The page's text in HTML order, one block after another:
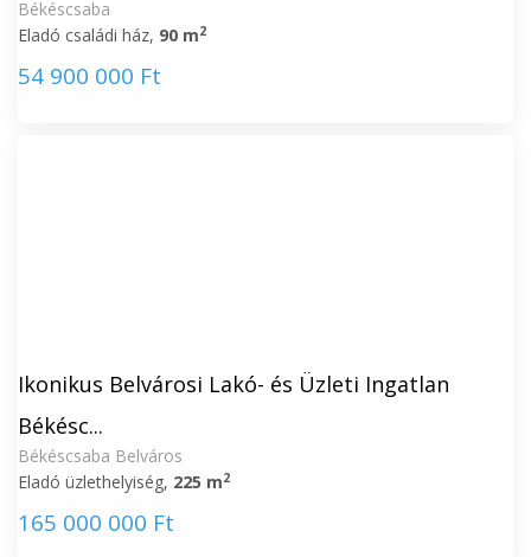
Békéscsaba
Eladó családi ház, 90 m2
54 900 000 Ft
Ikonikus Belvárosi Lakó- és Üzleti Ingatlan
Békésc...
Békéscsaba Belváros
Eladó üzlethelyiség, 225 m2
165 000 000 Ft